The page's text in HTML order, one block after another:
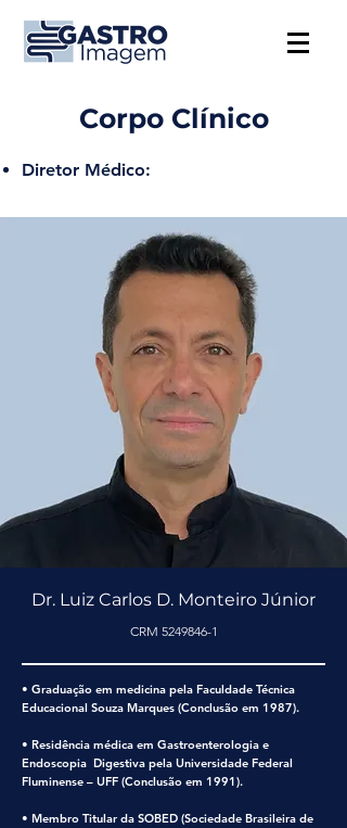
Corpo Clínico
Diretor Médico:
Dr. Luiz Carlos D. Monteiro Júnior
CRM 5249846-1
• Graduação em medicina pela Faculdade Técnica
Educacional Souza Marques (Conclusão em 1987).
• Residência médica em Gastroenterologia e
Endoscopia Digestiva pela Universidade Federal
Fluminense – UFF (Conclusão em 1991).
• Membro Titular da SOBED (Sociedade Brasileira de